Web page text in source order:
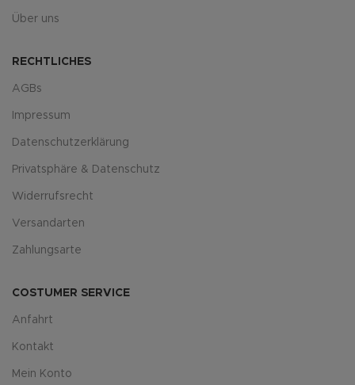
Über uns
RECHTLICHES
AGBs
Impressum
Datenschutzerklärung
Privatsphäre & Datenschutz
Widerrufsrecht
Versandarten
Zahlungsarte
COSTUMER SERVICE
Anfahrt
Kontakt
Mein Konto